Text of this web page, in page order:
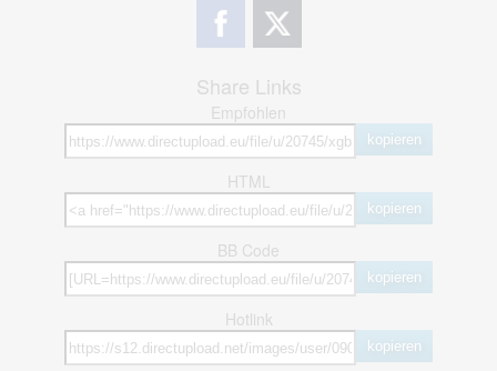
Share Links
Empfohlen
kopieren
HTML
kopieren
BB Code
kopieren
Hotlink
kopieren